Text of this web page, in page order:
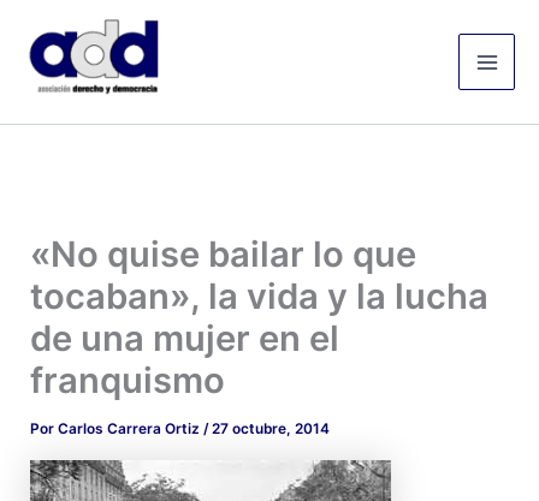
contenido
«No quise bailar lo que
tocaban», la vida y la lucha
de una mujer en el
franquismo
PorCarlos Carrera Ortiz/27 octubre, 2014